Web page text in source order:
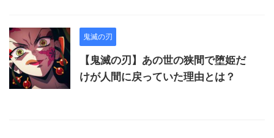
鬼滅の刃
【鬼滅の刃】あの世の狭間で堕姫だ
けが人間に戻っていた理由とは？